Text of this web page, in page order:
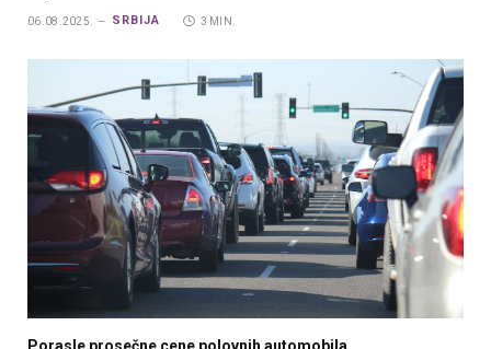
06.08.2025. SRBIJA 3 MIN.
Porasle prosečne cene polovnih automobila